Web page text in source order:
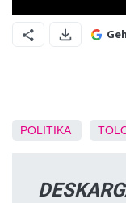
POLITIKA